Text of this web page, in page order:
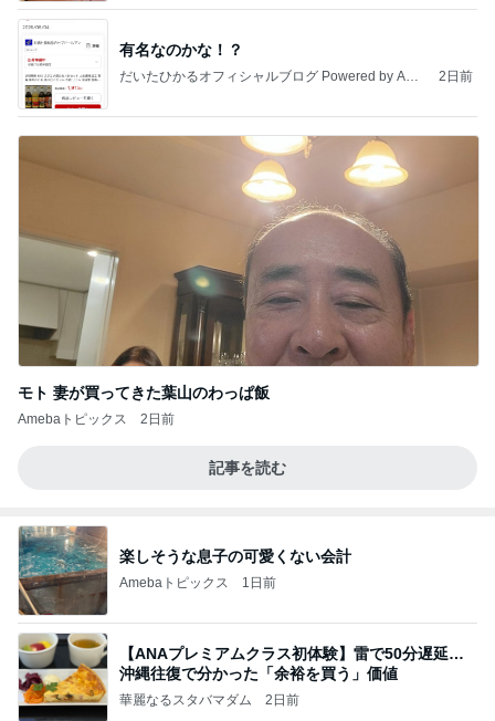
有名なのかな！？
だいたひかるオフィシャルブログ Powered by Ame
2日前
モト 妻が買ってきた葉山のわっぱ飯
Amebaトピックス 2日前
記事を読む
楽しそうな息子の可愛くない会計
Amebaトピックス 1日前
【ANAプレミアムクラス初体験】雷で50分遅延…
沖縄往復で分かった「余裕を買う」価値
華麗なるスタバマダム 2日前